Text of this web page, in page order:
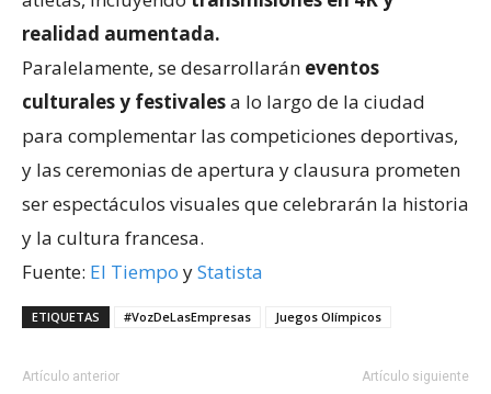
realidad aumentada.
Paralelamente, se desarrollarán eventos
culturales y festivalesa lo largo de la ciudad
para complementar las competiciones deportivas,
y las ceremonias de apertura y clausura prometen
ser espectáculos visuales que celebrarán la historia
y la cultura francesa.
Fuente: El Tiempo yStatista
ETIQUETAS #VozDeLasEmpresas Juegos Olímpicos
Artículo anterior Artículo siguiente